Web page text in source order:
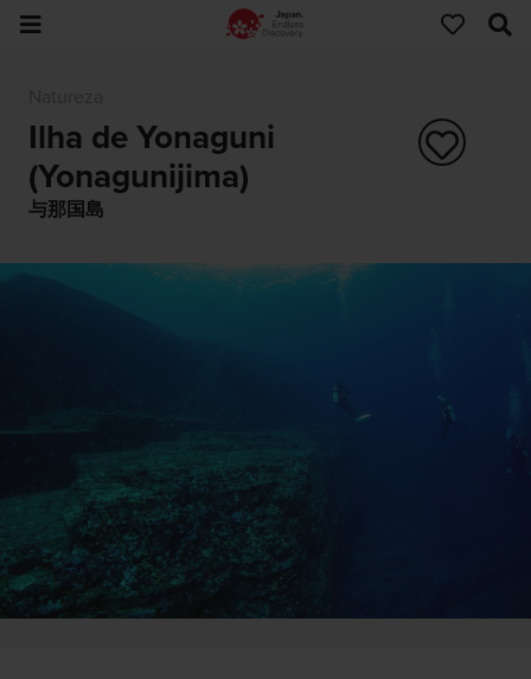
Ilha de Yonaguni
(Yonagunijima)
与那国島